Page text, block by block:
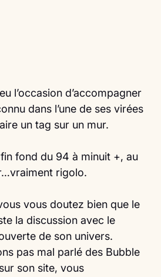
l’occasion d’accompagner
dans l’une de ses virées
un tag sur un mur.
fond du 94 à minuit +, au
rigolo.
vous doutez bien que le
la discussion avec le
de son univers.
pas mal parlé des Bubble
son site, vous